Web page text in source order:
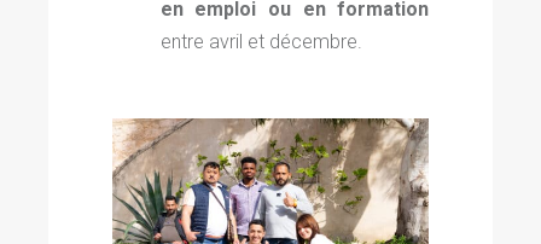
en emploi ou en formation
entre avril et décembre.